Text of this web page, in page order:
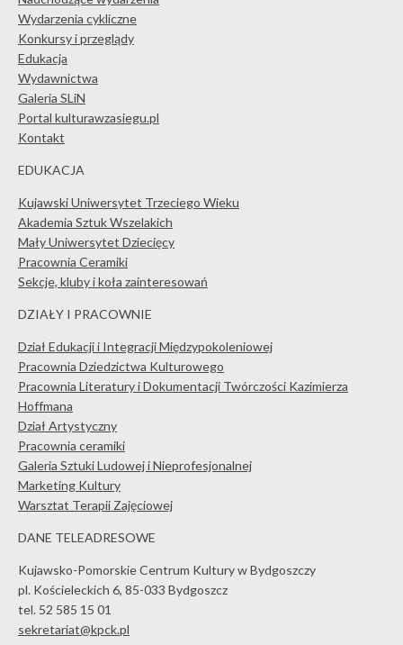
Wydarzenia cykliczne
Konkursy i przeglądy
Edukacja
Wydawnictwa
Galeria SLiN
Portal kulturawzasiegu.pl
Kontakt
EDUKACJA
Kujawski Uniwersytet Trzeciego Wieku
Akademia Sztuk Wszelakich
Mały Uniwersytet Dziecięcy
Pracownia Ceramiki
Sekcje, kluby i koła zainteresowań
DZIAŁY I PRACOWNIE
Dział Edukacji i Integracji Międzypokoleniowej
Pracownia Dziedzictwa Kulturowego
Pracownia Literatury i Dokumentacji Twórczości Kazimierza
Hoffmana
Dział Artystyczny
Pracownia ceramiki
Galeria Sztuki Ludowej i Nieprofesjonalnej
Marketing Kultury
Warsztat Terapii Zajęciowej
DANE TELEADRESOWE
Kujawsko-Pomorskie Centrum Kultury w Bydgoszczy
pl. Kościeleckich 6, 85-033 Bydgoszcz
tel. 52 585 15 01
sekretariat@kpck.pl